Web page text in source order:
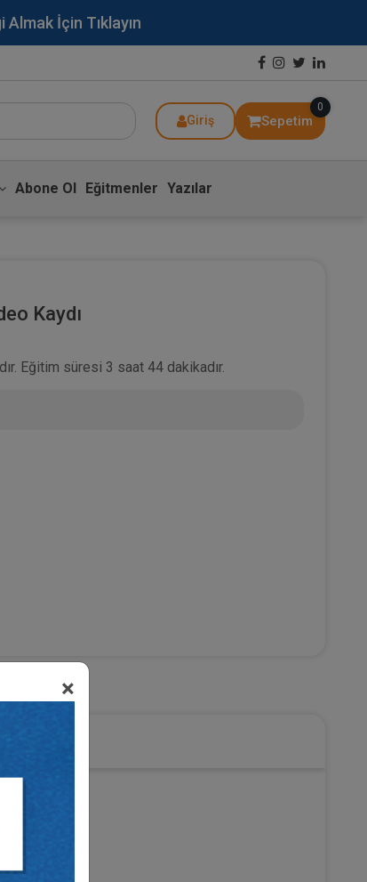
Almak İçin Tıklayın
Giriş Sepetim
0
Abone Ol Eğitmenler Yazılar
×
Kaydı
Eğitim süresi 3 saat 44 dakikadır.